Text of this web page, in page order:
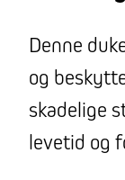
Denne
og
skadelige
levetid og